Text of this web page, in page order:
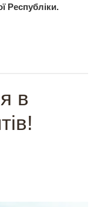
Республіки.
в